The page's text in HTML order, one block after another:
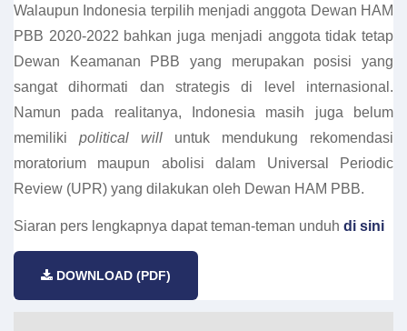
Walaupun Indonesia terpilih menjadi anggota Dewan HAM
PBB 2020-2022 bahkan juga menjadi anggota tidak tetap
Dewan Keamanan PBB yang merupakan posisi yang
sangat dihormati dan strategis di level internasional.
Namun pada realitanya, Indonesia masih juga belum
memiliki political will untuk mendukung rekomendasi
moratorium maupun abolisi dalam Universal Periodic
Review (UPR) yang dilakukan oleh Dewan HAM PBB.
Siaran pers lengkapnya dapat teman-teman unduh di sini
DOWNLOAD (PDF)